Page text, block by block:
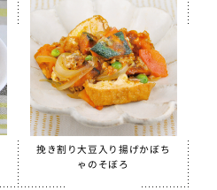
挽き割り大豆入り揚げかぼち
ゃのそぼろ